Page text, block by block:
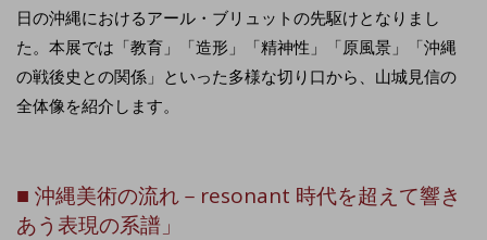
日の沖縄におけるアール・ブリュットの先駆けとなりまし
た。本展では「教育」「造形」「精神性」「原風景」「沖縄
の戦後史との関係」といった多様な切り口から、山城見信の
全体像を紹介します。
■ 沖縄美術の流れ－resonant 時代を超えて響き
あう表現の系譜」